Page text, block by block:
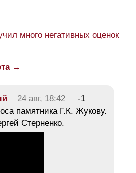
много негативных оценок
→
24 авг, 18:42
-1
памятника Г.К. Жукову.
Стерненко.